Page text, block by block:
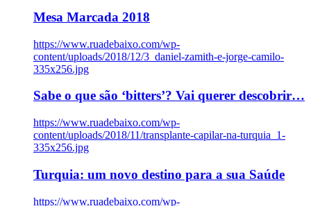
Mesa Marcada 2018
https://www.ruadebaixo.com/wp-
content/uploads/2018/12/3_daniel-zamith-e-jorge-camilo-
335x256.jpg
Sabe o que são ‘bitters’? Vai querer descobrir…
https://www.ruadebaixo.com/wp-
content/uploads/2018/11/transplante-capilar-na-turquia_1-
335x256.jpg
Turquia: um novo destino para a sua Saúde
https://www.ruadebaixo.com/wp-